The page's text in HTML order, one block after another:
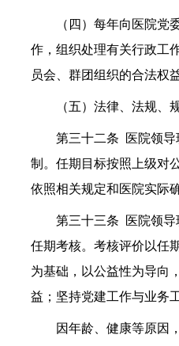
（四）每年向医院党
作，组织处理有关行政工
员会、群团组织的合法权
（五）法律、法规、
第三十二条 医院领
制。任期目标按照上级对
依照相关规定和医院实际
第三十三条 医院领导
任期考核。考核评价以任
为基础，以公益性为导向
益；坚持党建工作与业务
因年龄、健康等原因